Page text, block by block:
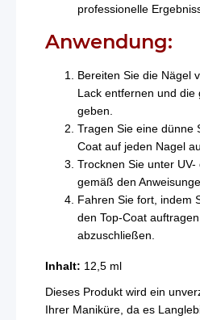
professionelle
Anwendung:
Bereiten Sie die Nägel
Lack entfernen und die
geben.
Tragen Sie eine dünne
Coat auf jeden Nagel
Trocknen Sie unter
gemäß den
Fahren Sie fort, indem
den Top-Coat
abzuschließen.
Inhalt: 12,5 ml
Dieses Produkt wird ein
Ihrer Maniküre, da es